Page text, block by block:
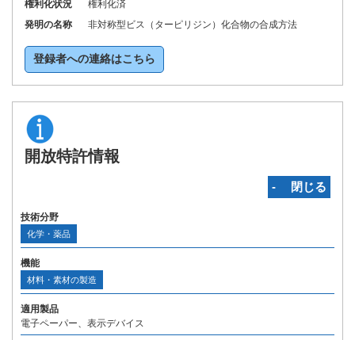
権利化状況
権利化済
発明の名称
非対称型ビス（ターピリジン）化合物の合成方法
登録者への連絡はこちら
開放特許情報
‐ 閉じる
技術分野
化学・薬品
機能
材料・素材の製造
適用製品
電子ペーパー、表示デバイス